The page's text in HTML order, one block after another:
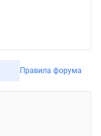
Правила форума